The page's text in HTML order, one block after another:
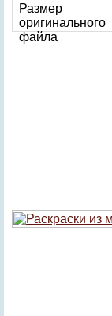
Размер
оригинального
файла